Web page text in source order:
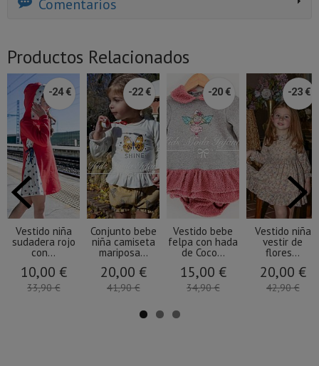
Comentarios
Productos Relacionados
-24 €
Vestido niña
sudadera rojo
con...
10,00 €
33,90 €
-22 €
Conjunto bebe
niña camiseta
mariposa...
20,00 €
41,90 €
-20 €
Vestido bebe
felpa con hada
de Coco...
15,00 €
34,90 €
-23 €
Vestido niña
vestir de
flores...
20,00 €
42,90 €